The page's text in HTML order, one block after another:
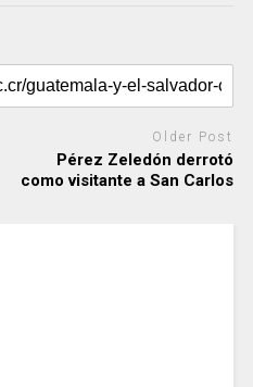
Older Post
Pérez Zeledón derrotó
como visitante a San Carlos